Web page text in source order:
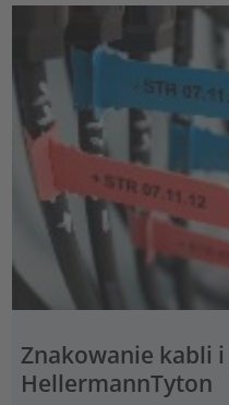
Znakowanie kabli
HellermannTyton